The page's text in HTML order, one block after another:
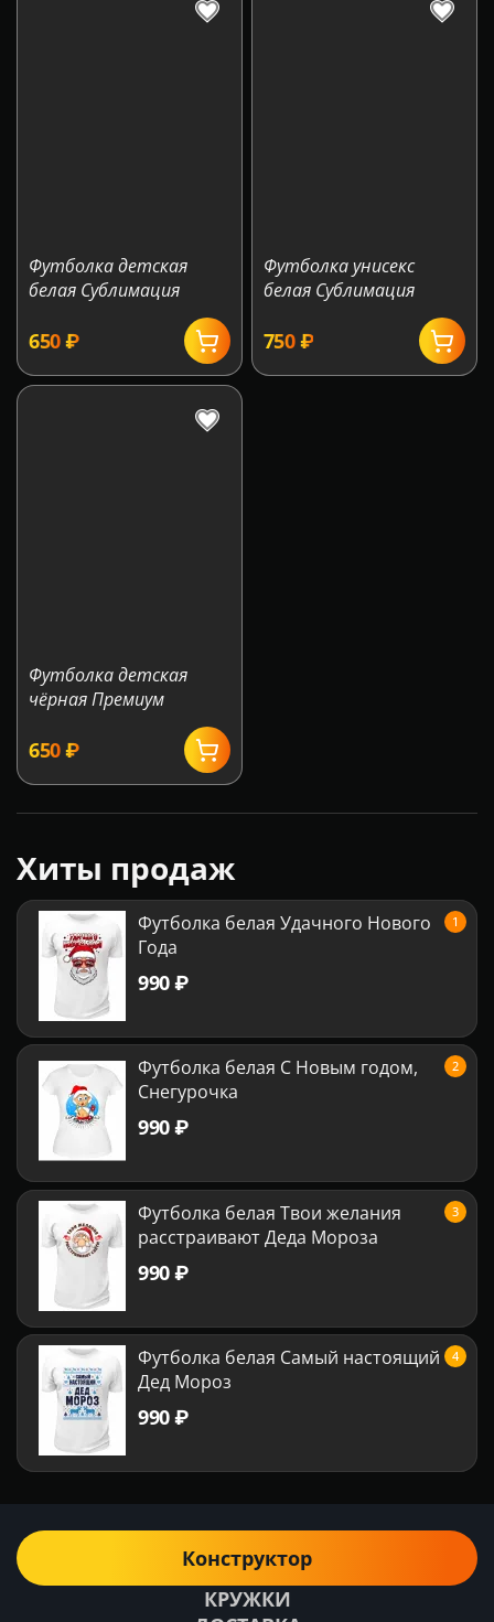
Футболка детская
белая Сублимация
‍650‍₽
Футболка унисекс
белая Сублимация
‍750‍₽
Футболка детская
чёрная Премиум
‍650‍₽
Хиты продаж
1
Футболка белая Удачного Нового
Года
‍990‍₽
2
Футболка белая С Новым годом,
Снегурочка
‍990‍₽
3
Футболка белая Твои желания
расстраивают Деда Мороза
‍990‍₽
4
Футболка белая Самый настоящий
Дед Мороз
‍990‍₽
КРУЖКИ
Конструктор